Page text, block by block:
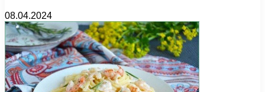
08.04.2024